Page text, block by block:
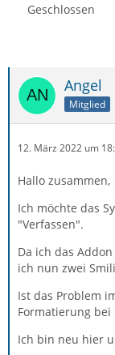
Geschlossen
Angel
Mitglied
12. März 2022 um
Hallo zusammen,
Ich möchte das
"Verfassen".
Da ich das
ich nun zwei
Ist das Problem
Formatierung bei
Ich bin neu hier